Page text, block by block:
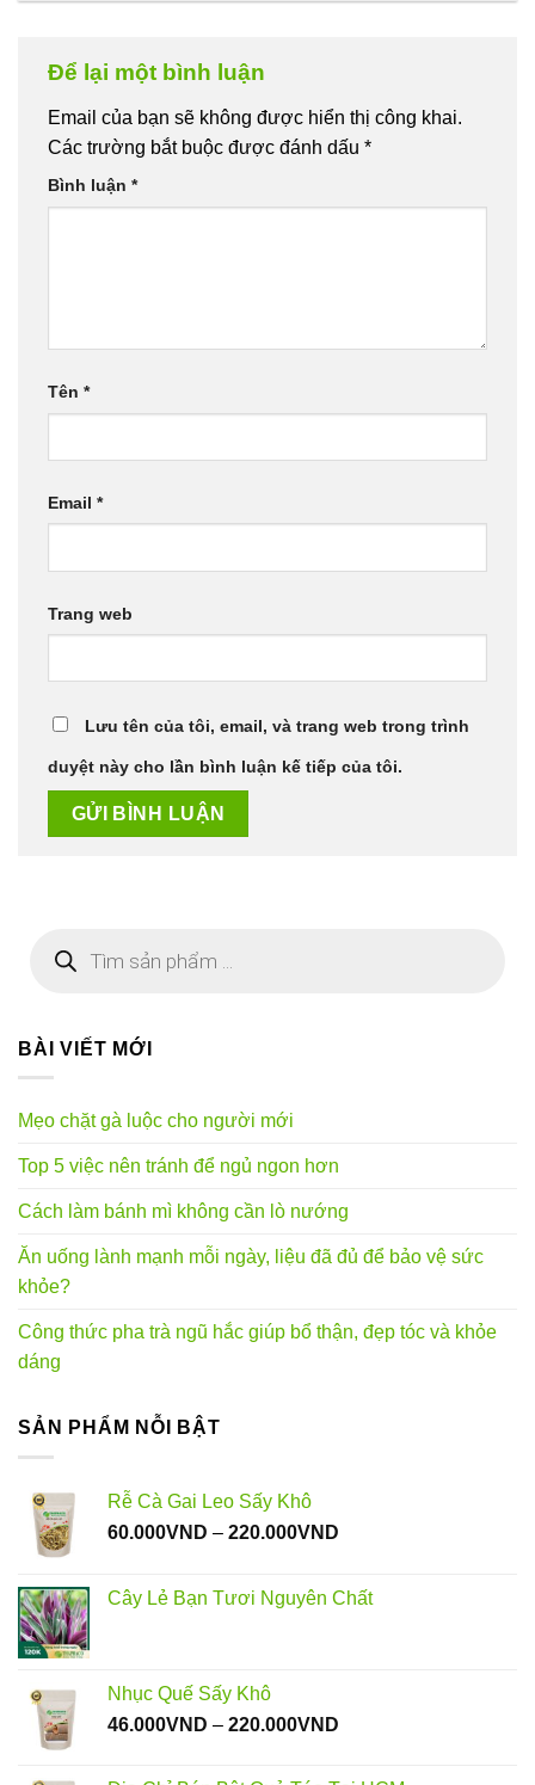
Để lại một bình luận
Email của bạn sẽ không được hiển thị công khai.
Các trường bắt buộc được đánh dấu *
Bình luận *
Tên *
Email *
Trang web
Lưu tên của tôi, email, và trang web trong trình
duyệt này cho lần bình luận kế tiếp của tôi.
kiếm
BÀI VIẾT MỚI
Mẹo chặt gà luộc cho người mới
Top 5 việc nên tránh để ngủ ngon hơn
Cách làm bánh mì không cần lò nướng
Ăn uống lành mạnh mỗi ngày, liệu đã đủ để bảo vệ sức
khỏe?
Công thức pha trà ngũ hắc giúp bổ thận, đẹp tóc và khỏe
dáng
SẢN PHẨM NỖI BẬT
Rễ Cà Gai Leo Sấy Khô
60.000VND – 220.000VND
60.000VND
Cây Lẻ Bạn Tươi Nguyên Chất
Nhục Quế Sấy Khô
46.000VND – 220.000VND